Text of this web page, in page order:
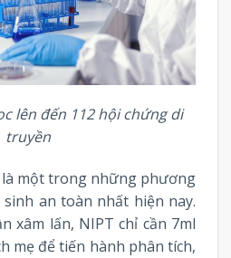
lên đến 112 hội chứng di
truyền
một trong những phương
an toàn nhất hiện nay.
xâm lấn, NIPT chỉ cần 7ml
mẹ để tiến hành phân tích,